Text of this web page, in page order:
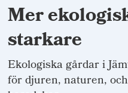
Mer
starkare
Ekologiska gårdar i
för djuren, naturen,